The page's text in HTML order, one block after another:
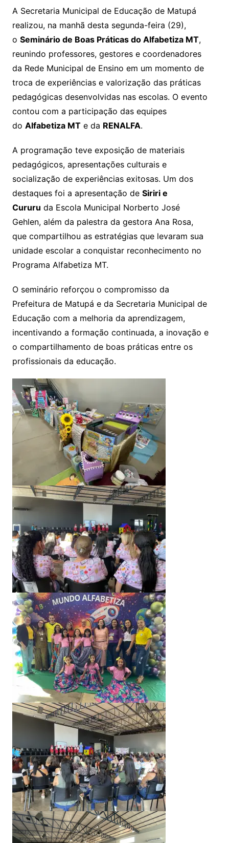
A Secretaria Municipal de Educação de Matupá
realizou, na manhã desta segunda-feira (29),
o Seminário de Boas Práticas do Alfabetiza MT,
reunindo professores, gestores e coordenadores
da Rede Municipal de Ensino em um momento de
troca de experiências e valorização das práticas
pedagógicas desenvolvidas nas escolas. O evento
contou com a participação das equipes
do Alfabetiza MTe da RENALFA.
A programação teve exposição de materiais
pedagógicos, apresentações culturais e
socialização de experiências exitosas. Um dos
destaques foi a apresentação de Siriri e
Cururu da Escola Municipal Norberto José
Gehlen, além da palestra da gestora Ana Rosa,
que compartilhou as estratégias que levaram sua
unidade escolar a conquistar reconhecimento no
Programa Alfabetiza MT.
O seminário reforçou o compromisso da
Prefeitura de Matupá e da Secretaria Municipal de
Educação com a melhoria da aprendizagem,
incentivando a formação continuada, a inovação e
o compartilhamento de boas práticas entre os
profissionais da educação.